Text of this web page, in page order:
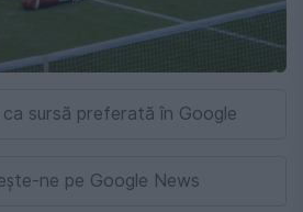
sursă preferată în Google
ne pe Google News